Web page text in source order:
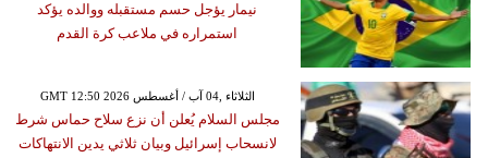
نيمار يؤجل حسم مستقبله ووالده يؤكد
استمراره في ملاعب كرة القدم
GMT 12:50 2026 الثلاثاء ,04 آب / أغسطس
مجلس السلام يُعلن أن نزع سلاح حماس شرط
لانسحاب إسرائيل وبيان ثلاثي يدين الانتهاكات